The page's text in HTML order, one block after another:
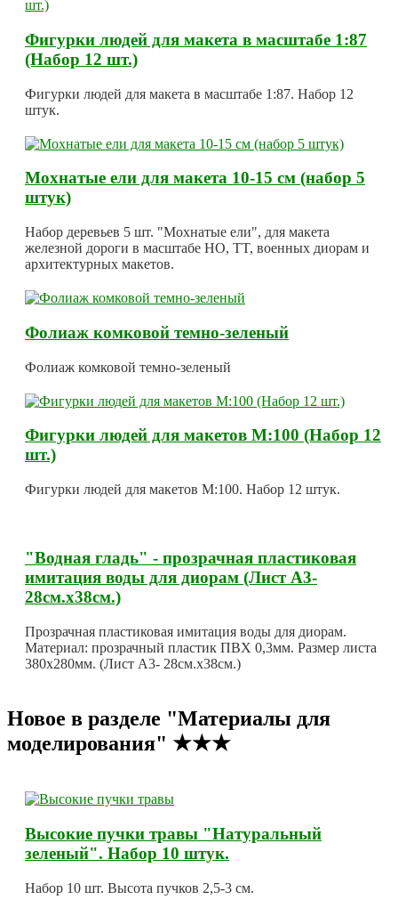
Фигурки людей для макета в масштабе 1:87
(Набор 12 шт.)
Фигурки людей для макета в масштабе 1:87. Набор 12
штук.
Мохнатые ели для макета 10-15 см (набор 5
штук)
Набор деревьев 5 шт. "Мохнатые ели", для макета
железной дороги в масштабе HO, TT, военных диорам и
архитектурных макетов.
Фолиаж комковой темно-зеленый
Фолиаж комковой темно-зеленый
Фигурки людей для макетов М:100 (Набор 12
шт.)
Фигурки людей для макетов М:100. Набор 12 штук.
"Водная гладь" - прозрачная пластиковая
имитация воды для диорам (Лист А3-
28см.х38см.)
Прозрачная пластиковая имитация воды для диорам.
Материал: прозрачный пластик ПВХ 0,3мм. Размер листа
380х280мм. (Лист А3- 28см.х38см.)
Новое в разделе "Материалы для
моделирования" ★★★
Высокие пучки травы "Натуральный
зеленый". Набор 10 штук.
Набор 10 шт. Высота пучков 2,5-3 см.